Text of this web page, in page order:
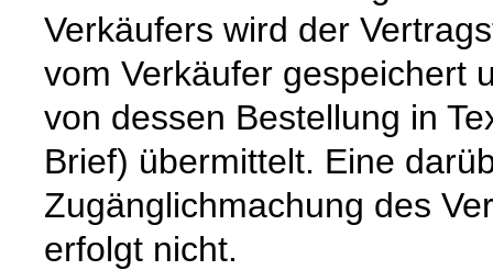
Verkäufers wird der
vom Verkäufer gespeichert
von dessen Bestellung in
Brief) übermittelt. Eine
Zugänglichmachung des
erfolgt nicht.